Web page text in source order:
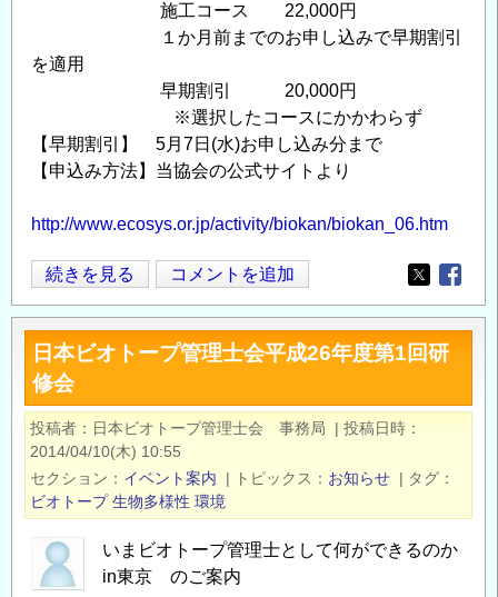
施工コース 22,000円
１か月前までのお申し込みで早期割引
を適用
早期割引 20,000円
※選択したコースにかかわらず
【早期割引】 5月7日(水)お申し込み分まで
【申込み方法】当協会の公式サイトより
http://www.ecosys.or.jp/activity/biokan/biokan_06.htm
平
成
26
年
度
ビ
オ
ト
ー
プ
管
続きを見る コメントを追加
Opens in
日本ビオトープ管理士会平成26年度第1回研
修会
投稿者 日本ビオトープ管理士会 事務局 | 投稿日時
2014/04/10(木) 10:55
セクション
イベント案内 | トピックス お知らせ | タグ
ビオトープ 生物多様性 環境
いまビオトープ管理士として何ができるのか
in東京 のご案内